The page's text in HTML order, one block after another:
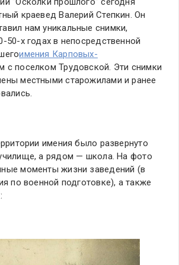
краевед Валерий Степкин. Он
нам уникальные снимки,
50-х годах в непосредственной
имения Карповых-
с поселком Трудовской. Эти снимки
местными старожилами и ранее
имения было развернуто
а рядом — школа. На фото
моменты жизни заведений (в
по военной подготовке), а также